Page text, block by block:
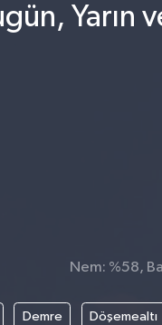
Yarın
Nem: %58,
Demre Döşemealtı